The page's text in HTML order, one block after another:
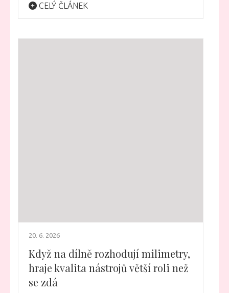
CELÝ ČLÁNEK
20. 6. 2026
Když na dílně rozhodují milimetry,
hraje kvalita nástrojů větší roli než
se zdá